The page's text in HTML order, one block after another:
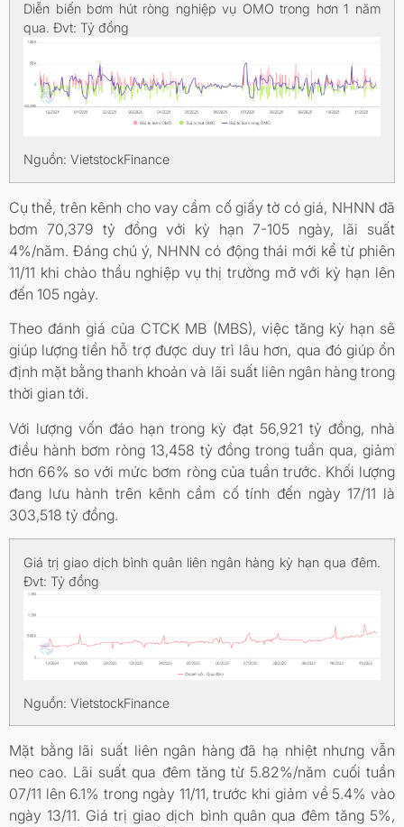
Diễn biến bơm hút ròng nghiệp vụ OMO trong hơn 1 năm
qua. Đvt: Tỷ đồng
Nguồn: VietstockFinance
Cụ thể, trên kênh cho vay cầm cố giấy tờ có giá, NHNN đã
bơm 70,379 tỷ đồng với kỳ hạn 7-105 ngày, lãi suất
4%/năm. Đáng chú ý, NHNN có động thái mới kể từ phiên
11/11 khi chào thầu nghiệp vụ thị trường mở với kỳ hạn lên
đến 105 ngày.
Theo đánh giá của CTCK MB (MBS), việc tăng kỳ hạn sẽ
giúp lượng tiền hỗ trợ được duy trì lâu hơn, qua đó giúp ổn
định mặt bằng thanh khoản và lãi suất liên ngân hàng trong
thời gian tới.
Với lượng vốn đáo hạn trong kỳ đạt 56,921 tỷ đồng, nhà
điều hành bơm ròng 13,458 tỷ đồng trong tuần qua, giảm
hơn 66% so với mức bơm ròng của tuần trước. Khối lượng
đang lưu hành trên kênh cầm cố tính đến ngày 17/11 là
303,518 tỷ đồng.
Giá trị giao dịch bình quân liên ngân hàng kỳ hạn qua đêm.
Đvt: Tỷ đồng
Nguồn: VietstockFinance
Mặt bằng lãi suất liên ngân hàng đã hạ nhiệt nhưng vẫn
neo cao. Lãi suất qua đêm tăng từ 5.82%/năm cuối tuần
07/11 lên 6.1% trong ngày 11/11, trước khi giảm về 5.4% vào
ngày 13/11. Giá trị giao dịch bình quân qua đêm tăng 5%,